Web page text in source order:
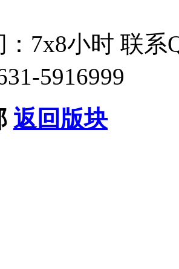
7x8小时 联系
5916999
返回版块